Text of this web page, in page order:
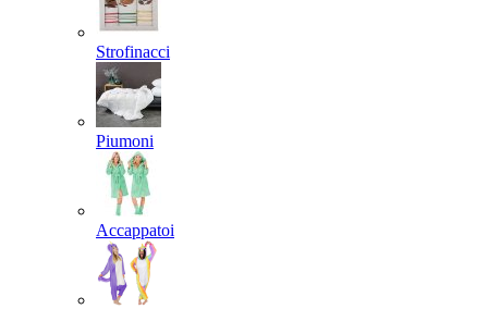
Strofinacci
Piumoni
Accappatoi